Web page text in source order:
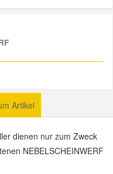
Artikel
dienen nur zum Zweck
NEBELSCHEINWERF